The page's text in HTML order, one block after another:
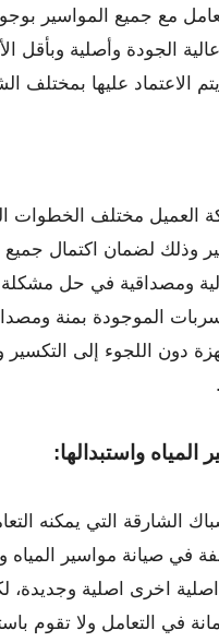
مع جميع المواسير
الجودة وأصلية وبأقل
يتم الاعتماد عليها بمختلف
العميل مختلف الخطوات
وذلك لضمان اكتمال جميع
ومصداقية في حل مشكلة
الموجودة بمنة
دون اللجوء إلى
واستبدالها:
الشارقة التي يمكنه
في صيانة مواسير المياه
اصلية اخرى اصلية وجديدة،
في التعامل ولا تقوم